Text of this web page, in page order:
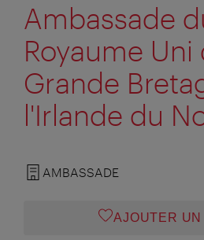
Ambassade
Royaume Uni
Grande
l'Irlande du
AMBASSADE
AJOUTER UN